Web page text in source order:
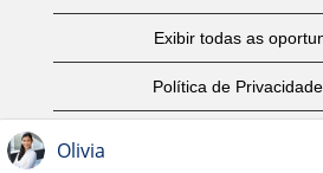
Exibir todas as
Política de